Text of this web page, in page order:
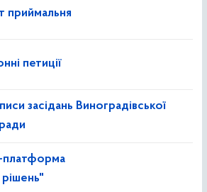
приймальня
петиції
засідань Виноградівської